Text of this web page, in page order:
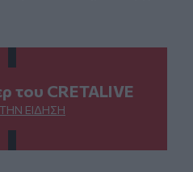
του CRETALIVE
ΕΊΔΗΣΗ